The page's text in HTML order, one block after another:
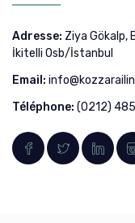
Adresse: Ziya Gökalp,
İkitelli Osb/İstanbul
Email:
Téléphone: (0212)